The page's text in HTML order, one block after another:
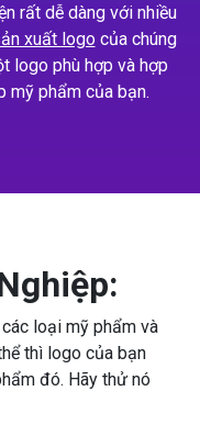
rất dễ dàng với nhiều
xuất logocủa chúng
logo phù hợp và hợp
mỹ phẩm của bạn.
loại mỹ phẩm và
thì logo của bạn
đó. Hãy thử nó